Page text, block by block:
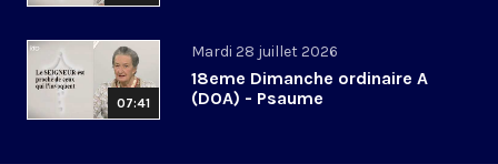
07:41
Mardi 28 juillet 2026
18eme Dimanche ordinaire A
(DOA) - Psaume